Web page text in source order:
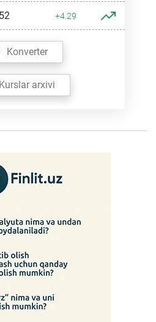
+4.29
Konverter
Kurslar arxivi